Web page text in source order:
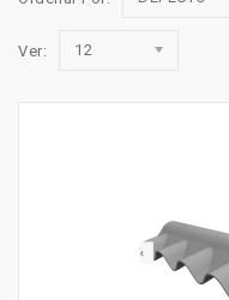
Ver: 12